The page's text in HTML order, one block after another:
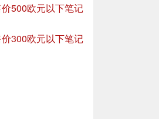
500欧元以下笔记
300欧元以下笔记